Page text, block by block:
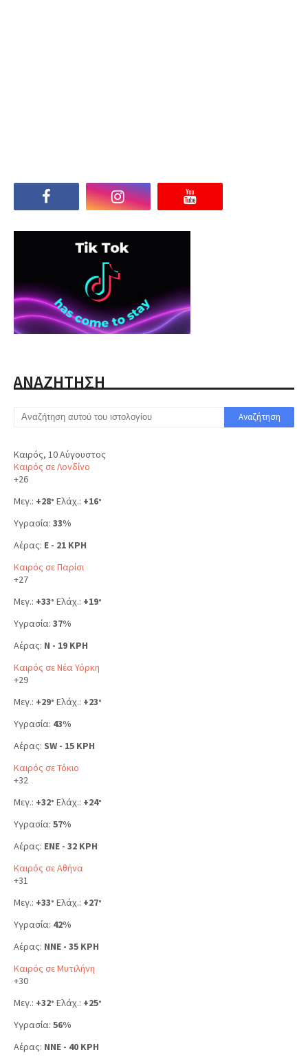
ΑΝΑΖΗΤΗΣΗ
Καιρός, 10 Αύγουστος
Καιρός σε Λονδίνο
+26
Μεγ.: +28° Ελάχ.: +16°
Υγρασία: 33%
Αέρας: E - 21 KPH
Καιρός σε Παρίσι
+27
Μεγ.: +33° Ελάχ.: +19°
Υγρασία: 37%
Αέρας: N - 19 KPH
Καιρός σε Νέα Υόρκη
+29
Μεγ.: +29° Ελάχ.: +23°
Υγρασία: 43%
Αέρας: SW - 15 KPH
Καιρός σε Τόκιο
+32
Μεγ.: +32° Ελάχ.: +24°
Υγρασία: 57%
Αέρας: ENE - 32 KPH
Καιρός σε Αθήνα
+31
Μεγ.: +33° Ελάχ.: +27°
Υγρασία: 42%
Αέρας: NNE - 35 KPH
Καιρός σε Μυτιλήνη
+30
Μεγ.: +32° Ελάχ.: +25°
Υγρασία: 56%
Αέρας: NNE - 40 KPH